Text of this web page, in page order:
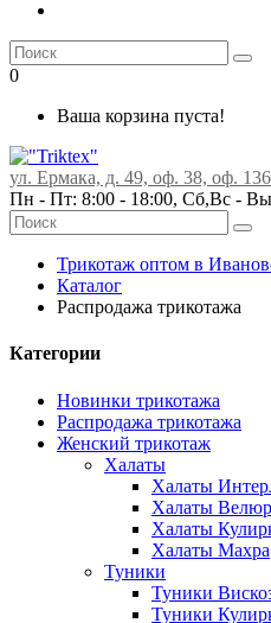
0
Ваша корзина пуста!
ул. Ермака, д. 49, оф. 38, оф. 136
Пн - Пт: 8:00 - 18:00, Сб,Вс -
Трикотаж оптом в
Каталог
Распродажа трикотажа
Категории
Новинки трикотажа
Распродажа трикотажа
Женский трикотаж
Халаты
Халаты
Халаты Велюр
Халаты
Халаты Махра
Туники
Туники
Туники